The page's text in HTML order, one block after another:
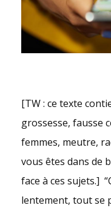
[TW : ce texte
grossesse, fausse
femmes, meutre,
vous êtes dans de
face à ces sujets.]
lentement, tout se